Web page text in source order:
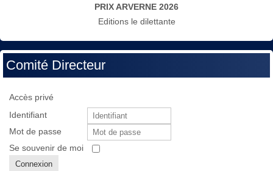
PRIX ARVERNE 2026
Editions le dilettante
Comité Directeur
Accès privé
Identifiant
Mot de passe
Se souvenir de moi
Connexion